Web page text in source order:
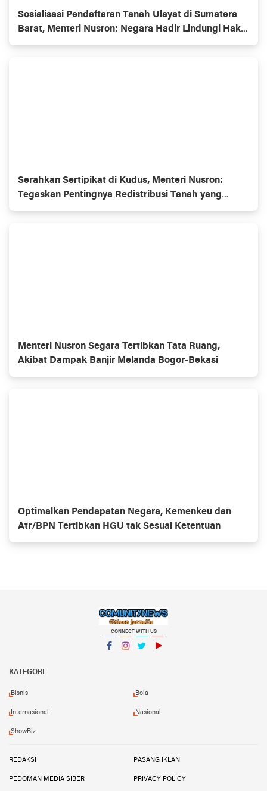
Sosialisasi Pendaftaran Tanah Ulayat di Sumatera
Barat, Menteri Nusron: Negara Hadir Lindungi Hak
Masyarakat Hukum Adat
Serahkan Sertipikat di Kudus, Menteri Nusron:
Tegaskan Pentingnya Redistribusi Tanah yang
Produktif dan Berkeadilan
Menteri Nusron Segara Tertibkan Tata Ruang,
Akibat Dampak Banjir Melanda Bogor-Bekasi
Optimalkan Pendapatan Negara, Kemenkeu dan
Atr/BPN Tertibkan HGU tak Sesuai Ketentuan
CONNECT WITH US
KATEGORI
Bisnis Bola
Internasional Nasional
ShowBiz
REDAKSI PASANG IKLAN
PEDOMAN MEDIA SIBER PRIVACY POLICY